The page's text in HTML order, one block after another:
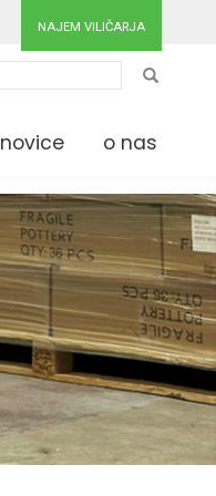
NAJEM VILIČARJA
IŠČI
novice o nas